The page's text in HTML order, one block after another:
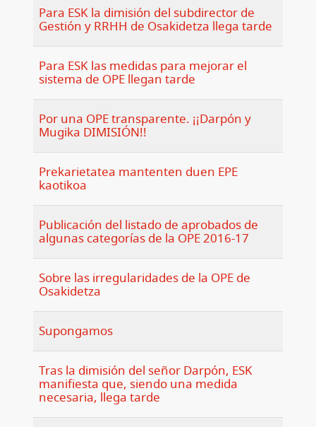
Para ESK la dimisión del subdirector de
Gestión y RRHH de Osakidetza llega tarde
Para ESK las medidas para mejorar el
sistema de OPE llegan tarde
Por una OPE transparente. ¡¡Darpón y
Mugika DIMISIÓN!!
Prekarietatea mantenten duen EPE
kaotikoa
Publicación del listado de aprobados de
algunas categorías de la OPE 2016-17
Sobre las irregularidades de la OPE de
Osakidetza
Supongamos
Tras la dimisión del señor Darpón, ESK
manifiesta que, siendo una medida
necesaria, llega tarde